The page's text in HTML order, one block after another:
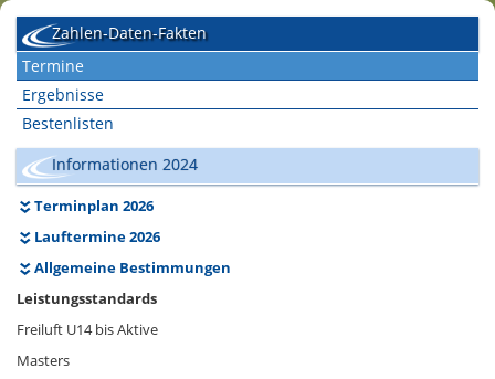
Zahlen-Daten-Fakten
Termine
Ergebnisse
Bestenlisten
Informationen 2024
Terminplan 2026
Lauftermine 2026
Allgemeine Bestimmungen
Leistungsstandards
Freiluft U14 bis Aktive
Masters